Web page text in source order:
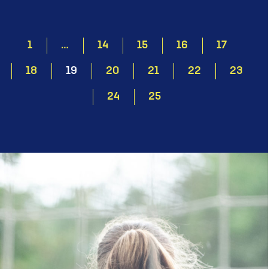
1 … 14 15 16 17
18 19 20 21 22 23
24 25